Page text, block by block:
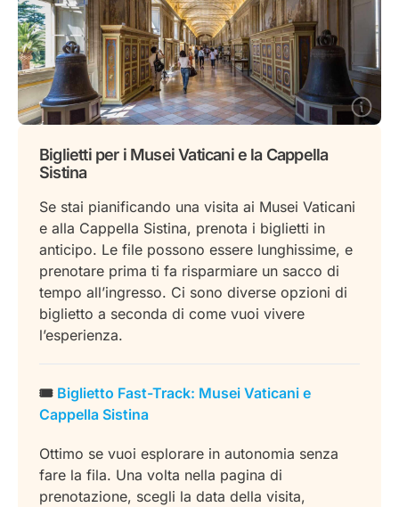
Biglietti per i Musei Vaticani e la Cappella
Sistina
Se stai pianificando una visita ai Musei Vaticani
e alla Cappella Sistina, prenota i biglietti in
anticipo. Le file possono essere lunghissime, e
prenotare prima ti fa risparmiare un sacco di
tempo all’ingresso. Ci sono diverse opzioni di
biglietto a seconda di come vuoi vivere
l’esperienza.
🎟️ Biglietto Fast-Track: Musei Vaticani e
Cappella Sistina
Ottimo se vuoi esplorare in autonomia senza
fare la fila. Una volta nella pagina di
prenotazione, scegli la data della visita,